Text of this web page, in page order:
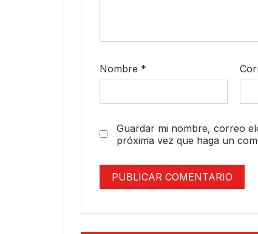
Nombre *
Guardar mi nombre, correo
próxima vez que haga un